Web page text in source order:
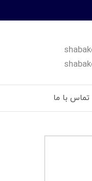
تماس با ما